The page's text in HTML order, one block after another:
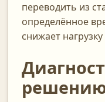
переводить из
определённое
снижает